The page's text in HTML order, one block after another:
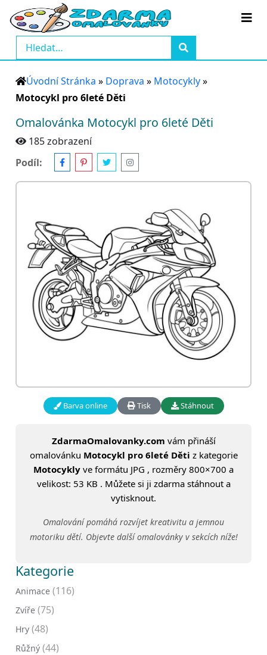
Úvodní Stránka » Doprava » Motocykly»
Motocykl pro 6leté Děti
Omalovánka Motocykl pro 6leté Děti
185 zobrazení
Podíl:
Barva online Tisk Stáhnout
ZdarmaOmalovanky.com vám přináší
omalovánku Motocykl pro 6leté Děti z kategorie
Motocykly ve formátu JPG , rozměry 800×700 a
velikost: 53 KB . Můžete si ji zdarma stáhnout a
vytisknout.
Omalování pomáhá rozvíjet kreativitu a jemnou
motoriku dětí. Objevte další omalovánky v sekcích níže!
Kategorie
Animace (116)
Zvíře (75)
Hry (48)
Růžný (44)